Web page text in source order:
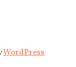
WordPress